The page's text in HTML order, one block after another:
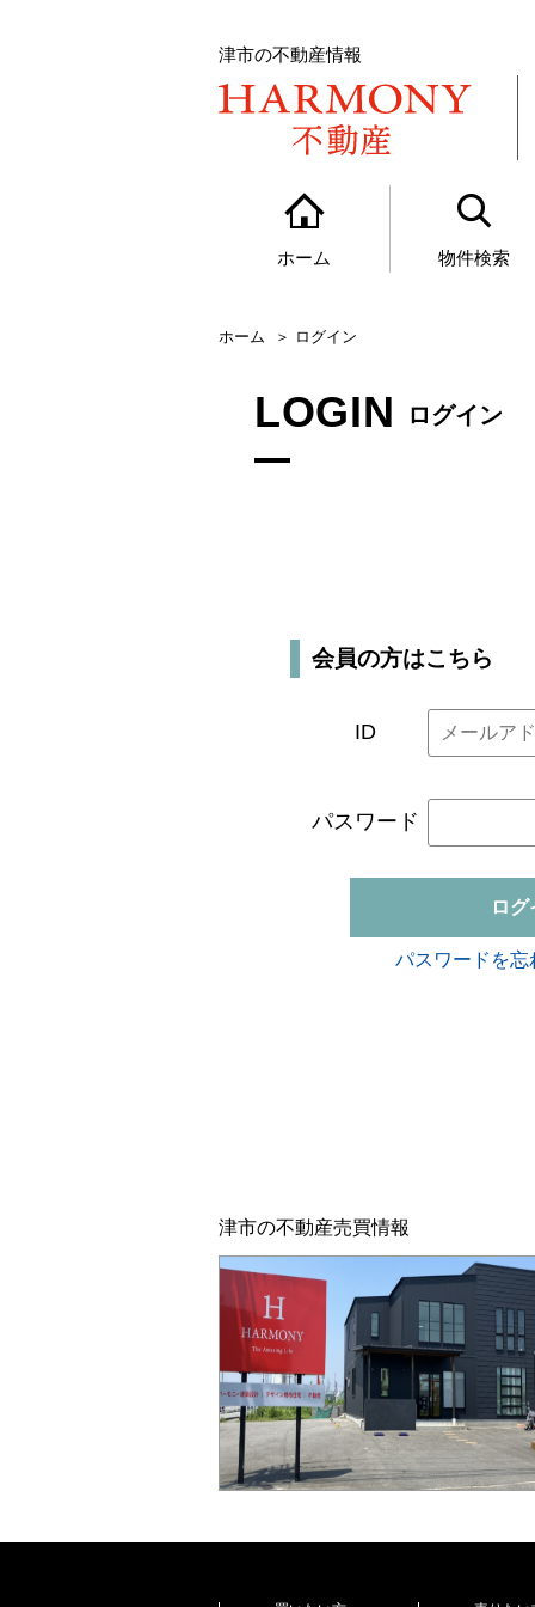
津市の不動産情報
ホーム 物件検索
ホーム ログイン
LOGIN ログイン
会員の方はこちら
ID
パスワード
ログ
パスワードを
津市の不動産売買情報